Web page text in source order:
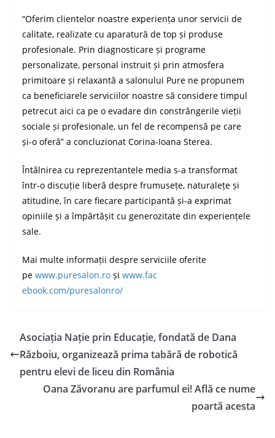
“Oferim clientelor noastre experiența unor servicii de
calitate, realizate cu aparatură de top și produse
profesionale. Prin diagnosticare și programe
personalizate, personal instruit și prin atmosfera
primitoare și relaxantă a salonului Pure ne propunem
ca beneficiarele serviciilor noastre să considere timpul
petrecut aici ca pe o evadare din constrângerile vieții
sociale și profesionale, un fel de recompensă pe care
și-o oferă” a concluzionat Corina-Ioana Sterea.
Întâlnirea cu reprezentantele media s-a transformat
într-o discuție liberă despre frumusețe, naturalețe și
atitudine, în care fiecare participantă și-a exprimat
opiniile și a împărtășit cu generozitate din experiențele
sale.
Mai multe informații despre serviciile oferite
pe www.puresalon.ro și www.fac
ebook.com/puresalonro/
Asociația Nație prin Educație, fondată de Dana
Războiu, organizează prima tabără de robotică
pentru elevi de liceu din România
Oana Zăvoranu are parfumul ei! Află ce nume
poartă acesta